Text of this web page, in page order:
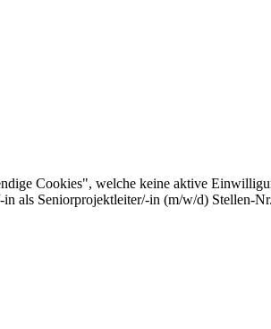
Cookies", welche keine aktive
als Seniorprojektleiter/-in (m/w/d) Stellen-